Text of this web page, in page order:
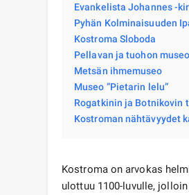
Evankelista Johannes -
Pyhän Kolminaisuuden
Kostroma Sloboda
Pellavan ja tuohon
Metsän ihmemuseo
Museo ”Pietarin lelu”
Rogatkinin ja Botnikovin
Kostroman nähtävyydet
Kostroma on arvokas
ulottuu 1100-luvulle,